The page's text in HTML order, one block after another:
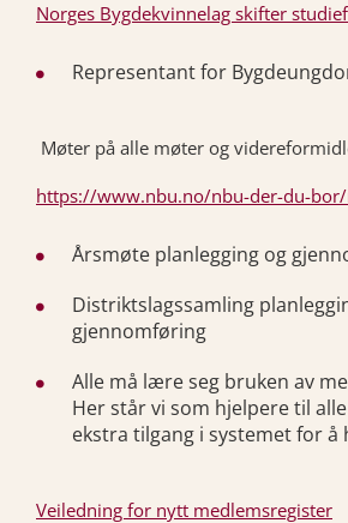
Norges Bygdekvinnelag skifter
Representant for
Møter på alle møter og
https://www.nbu.no/nbu-der-du-
Årsmøte planlegging og
Distriktslagssamling
gjennomføring
Alle må lære seg bruken av
Her står vi som hjelpere til
ekstra tilgang i systemet for å
Veiledning for nytt medlemsregister